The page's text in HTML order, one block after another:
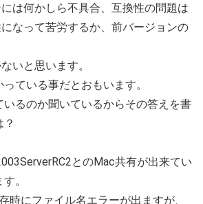
は何かしら不具合、互換性の問題は
なって苦労するか、前バージョンの
いと思います。
ている事だとおもいます。
いるのか聞いているからその答えを書
とのMac共有が出来てい
。
時にファイル名エラーが出ますが、